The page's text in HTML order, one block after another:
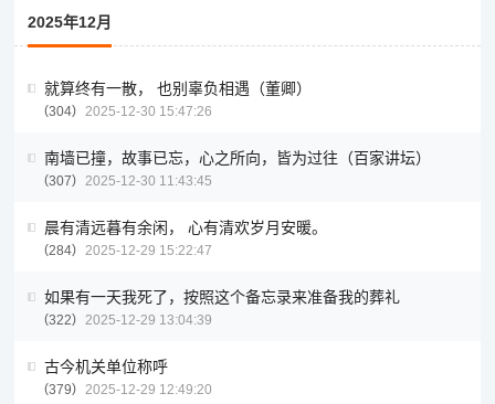
2025年12月
就算终有一散， 也别辜负相遇（董卿）
304 2025-12-30 15:47:26
南墙已撞，故事已忘，心之所向，皆为过往（百家讲坛）
307 2025-12-30 11:43:45
晨有清远暮有余闲， 心有清欢岁月安暖。
284 2025-12-29 15:22:47
如果有一天我死了，按照这个备忘录来准备我的葬礼
322 2025-12-29 13:04:39
古今机关单位称呼
379 2025-12-29 12:49:20